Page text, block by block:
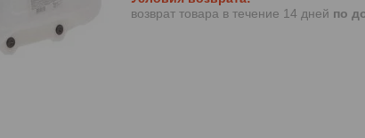
возврат товара в течение 14 дней по